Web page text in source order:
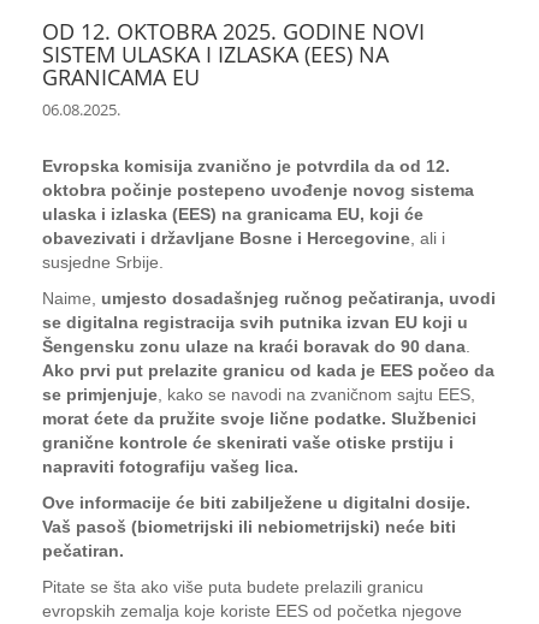
OD 12. OKTOBRA 2025. GODINE NOVI
SISTEM ULASKA I IZLASKA (EES) NA
GRANICAMA EU
06.08.2025.
Evropska komisija zvanično je potvrdila da od 12.
oktobra počinje postepeno uvođenje novog sistema
ulaska i izlaska (EES) na granicama EU, koji će
obavezivati i državljane Bosne i Hercegovine , ali i
susjedne Srbije.
Naime, umjesto dosadašnjeg ručnog pečatiranja, uvodi
se digitalna registracija svih putnika izvan EU koji u
Šengensku zonu ulaze na kraći boravak do 90 dana
Ako prvi put prelazite granicu od kada je EES počeo da
se primjenjuje , kako se navodi na zvaničnom sajtu EES,
morat ćete da pružite svoje lične podatke. Službenici
granične kontrole će skenirati vaše otiske prstiju i
napraviti fotografiju vašeg lica.
Ove informacije će biti zabilježene u digitalni dosije.
Vaš pasoš (biometrijski ili nebiometrijski) neće biti
pečatiran.
Pitate se šta ako više puta budete prelazili granicu
evropskih zemalja koje koriste EES od početka njegove